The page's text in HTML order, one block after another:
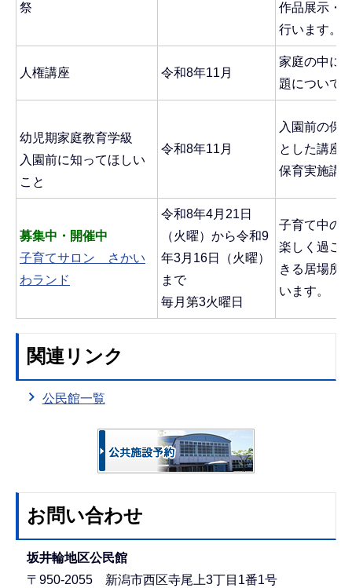
祭
作品展示・
行います。
人権講座 令和8年11月
家庭の中に
題について
幼児期家庭教育学級
入園前に知ってほしい
こと
令和8年11月
入園前の保
とした講座
保育実施講
募集中・開催中
子育てサロン さかい
わランド
令和8年4月21日
（火曜）から令和9
年3月16日（火曜）
まで
毎月第3火曜日
子育て中の
楽しく過ご
きる居場所
います。
関連リンク
公民館一覧
お問い合わせ
坂井輪地区公民館
〒950-2055 新潟市西区寺尾上3丁目1番1号